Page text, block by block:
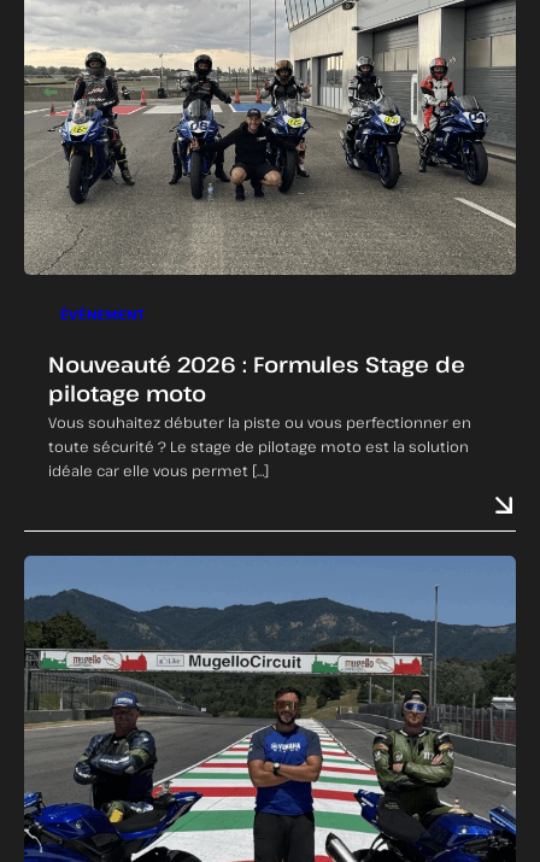
ÉVÈNEMENT
Nouveauté 2026 : Formules Stage de
pilotage moto
Vous souhaitez débuter la piste ou vous perfectionner en
toute sécurité ? Le stage de pilotage moto est la solution
idéale car elle vous permet […]